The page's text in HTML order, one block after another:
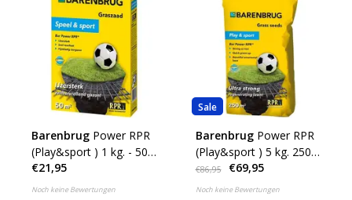
Barenbrug Power RPR
(Play&sport ) 1 kg. - 50
m²
€21,95
Noch keine Bewertungen
Sale
Barenbrug Power RPR
(Play&sport ) 5 kg. 250
m²
€86,95 €69,95
Noch keine Bewertungen